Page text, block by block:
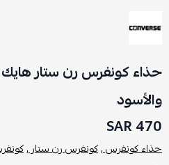
حذاء كونفرس رن ستار هايك
والأسود
470 SAR
حذاء كونفرس ,كونفرس رن ستار ,